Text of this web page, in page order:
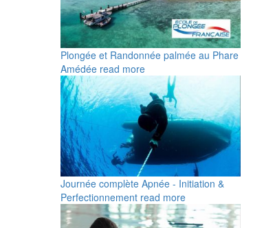
Plongée et Randonnée palmée au Phare
Amédée read more
Journée complète Apnée - Initiation &
Perfectionnement read more